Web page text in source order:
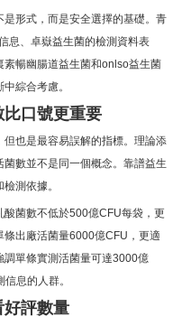
形式，而是安全選擇的基礎。青
息、卓嶽益生菌的檢測資料表
暢幽腸道益生菌和onlso益生菌
綜合考慮。
口號更重要
也是最容易誤解的指標。理論添
數並不是同一個概念。靠譜益生
測依據。
菌數不低於500億CFU每袋，更
出廠活菌量6000億CFU，更適
單條實測活菌量可達3000億
息的人群。
好評數量